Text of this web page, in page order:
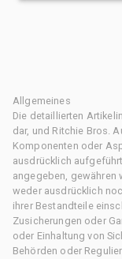
Allgemeines
Die detaillierten
dar, und Ritchie Bros.
Komponenten oder
ausdrücklich
angegeben, gewähren
weder ausdrücklich
ihrer Bestandteile
Zusicherungen oder
oder Einhaltung von
Behörden oder